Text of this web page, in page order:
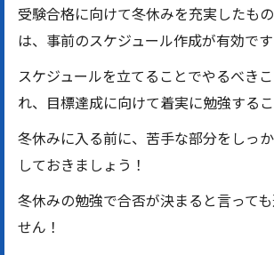
受験合格に向けて冬休みを充実したも
は、事前のスケジュール作成が有効です
スケジュールを立てることでやるべき
れ、目標達成に向けて着実に勉強するこ
冬休みに入る前に、苦手な部分をしっ
しておきましょう！
冬休みの勉強で合否が決まると言って
せん！